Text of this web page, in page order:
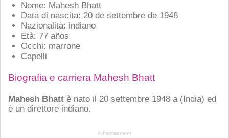
Nome: Mahesh Bhatt
Data di nascita: 20 de settembre de 1948
Nazionalità: indiano
Età: 77 años
Occhi: marrone
Capelli
Biografia e carriera Mahesh Bhatt
Mahesh Bhatt è nato il 20 settembre 1948 a (India) ed
è un direttore indiano.
Advertisement